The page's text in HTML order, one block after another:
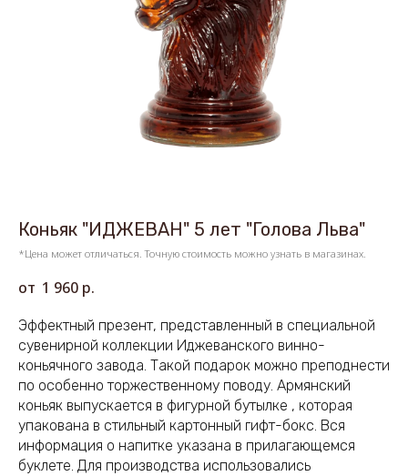
Коньяк "ИДЖЕВАН" 5 лет "Голова Льва"
*Цена может отличаться. Точную стоимость можно узнать в магазинах.
1 960 р.
Эффектный презент, представленный в специальной
сувенирной коллекции Иджеванского винно-
коньячного завода. Такой подарок можно преподнести
по особенно торжественному поводу. Армянский
коньяк выпускается в фигурной бутылке , которая
упакована в стильный картонный гифт-бокс. Вся
информация о напитке указана в прилагающемся
буклете. Для производства использовались